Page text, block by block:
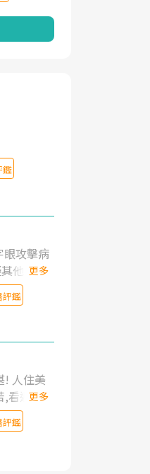
鑑
眼攻擊病
他醫生
更多
評鑑
! 人住美
看遍名醫
,中醫
吃到嗎
多久就
台灣親
更多
評鑑